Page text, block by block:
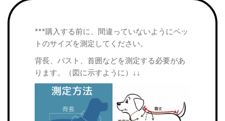
***購入する前に、間違っていないようにペッ
トのサイズを測定してください。
背長、バスト、首囲などを測定する必要があ
ります。（図に示すように）↓↓